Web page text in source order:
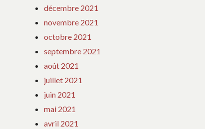
décembre 2021
novembre 2021
octobre 2021
septembre 2021
août 2021
juillet 2021
juin 2021
mai 2021
avril 2021